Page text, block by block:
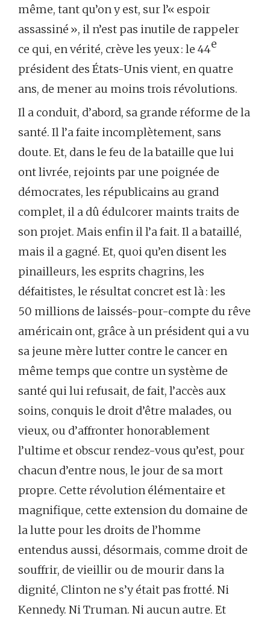
même, tant qu’on y est, sur l’« espoir
assassiné », il n’est pas inutile de rappeler
ce qui, en vérité, crève les yeux : le 44e
président des États-Unis vient, en quatre
ans, de mener au moins trois révolutions.
Il a conduit, d’abord, sa grande réforme de la
santé. Il l’a faite incomplètement, sans
doute. Et, dans le feu de la bataille que lui
ont livrée, rejoints par une poignée de
démocrates, les républicains au grand
complet, il a dû édulcorer maints traits de
son projet. Mais enfin il l’a fait. Il a bataillé,
mais il a gagné. Et, quoi qu’en disent les
pinailleurs, les esprits chagrins, les
défaitistes, le résultat concret est là : les
50 millions de laissés-pour-compte du rêve
américain ont, grâce à un président qui a vu
sa jeune mère lutter contre le cancer en
même temps que contre un système de
santé qui lui refusait, de fait, l’accès aux
soins, conquis le droit d’être malades, ou
vieux, ou d’affronter honorablement
l’ultime et obscur rendez-vous qu’est, pour
chacun d’entre nous, le jour de sa mort
propre. Cette révolution élémentaire et
magnifique, cette extension du domaine de
la lutte pour les droits de l’homme
entendus aussi, désormais, comme droit de
souffrir, de vieillir ou de mourir dans la
dignité, Clinton ne s’y était pas frotté. Ni
Kennedy. Ni Truman. Ni aucun autre. Et